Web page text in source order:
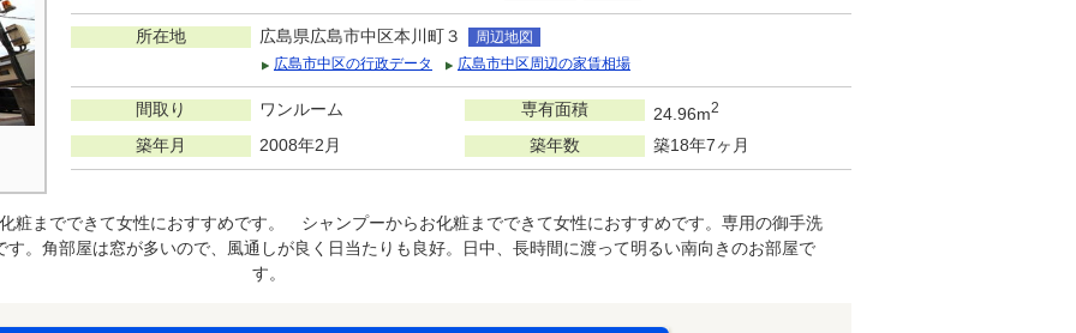
所在地 広島県広島市中区本川町３
周辺地図
広島市中区の行政データ
広島市中区周辺の家賃相場
間取り ワンルーム 専有面積 24.96m2
築年月 2008年2月 築年数 築18年7ヶ月
粧までできて女性におすすめです。 シャンプーからお化粧までできて女性におすすめです。専用の御手洗
。角部屋は窓が多いので、風通しが良く日当たりも良好。日中、長時間に渡って明るい南向きのお部屋で
す。